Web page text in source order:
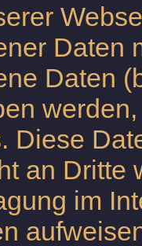
Daten
Daten
Diese
an Dritte
im